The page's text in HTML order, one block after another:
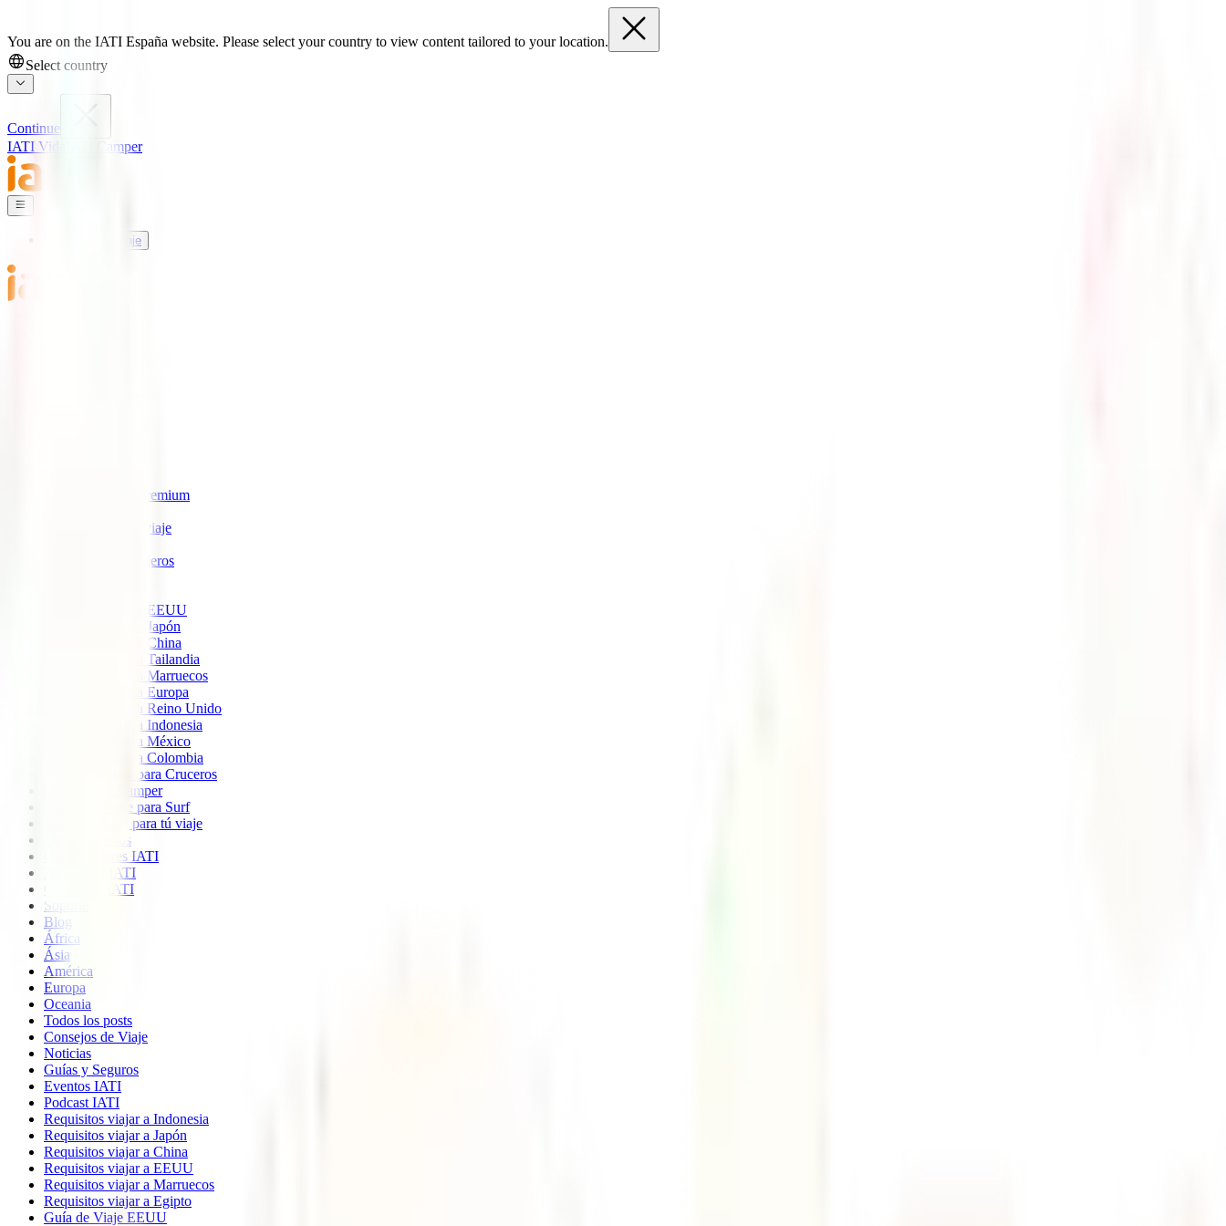
You are on the IATI España website. Please select your country to view content tailored to your location.
Select country
Continue
IATI Vida
IATI Camper
Seguros de Viaje
IATI Anulación Premium
IATI Anual Multiviaje
IATI Grandes Viajeros
Seguro de viaje a EEUU
Seguro de viaje a Japón
Seguro de viaje a China
Seguro de viaje a Tailandia
Seguro de viaje a Marruecos
Seguro de viaje a Europa
Seguro de viaje a Reino Unido
Seguro de viaje a Indonesia
Seguro de viaje a México
Seguro de viaje a Colombia
Seguro de viaje para Cruceros
Seguro para Camper
Seguro de viaje para Surf
Imprescindible para tú viaje
Quiénes somos
Colaboradores IATI
Descuento IATI
Opiniones IATI
Soporte
Blog
África
Ásia
América
Europa
Oceania
Todos los posts
Consejos de Viaje
Noticias
Guías y Seguros
Eventos IATI
Podcast IATI
Requisitos viajar a Indonesia
Requisitos viajar a Japón
Requisitos viajar a China
Requisitos viajar a EEUU
Requisitos viajar a Marruecos
Requisitos viajar a Egipto
Guía de Viaje EEUU